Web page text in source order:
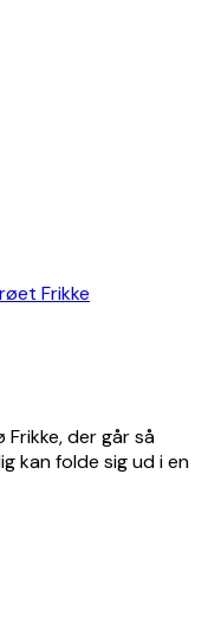
der går så
kan folde sig ud i en